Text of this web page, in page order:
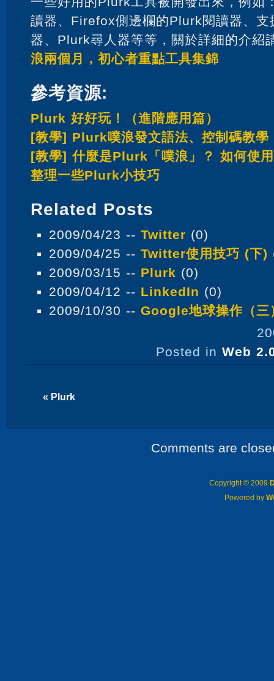
讀器、Firefox側邊欄的Plurk閱讀器、
器、Plurk尋人器等等，關於詳細的介紹
浪兩個月，初心者重點工具集錦
參考資源:
Plurk 好好玩！（進階應用篇）
[教學] Plurk噗浪發文語法、控制碼教學
[教學] 什麼是Plurk「噗浪」？ 如何使
整理一些Plurk小技巧
Related Posts
2009/04/23 -- Twitter (0)
2009/04/25 -- Twitter使用技巧 (下)
2009/03/15 -- Plurk (0)
2009/04/12 -- LinkedIn (0)
2009/10/30 -- Google地球操作（三
Posted in Web
« Plurk
Comments are
Copyright © 2009
Powered by